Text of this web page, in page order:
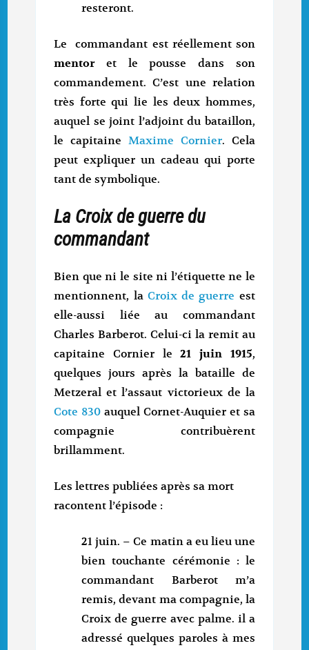
resteront.
Le commandant est réellement son
mentoret le pousse dans son
commandement. C’est une relation
très forte qui lie les deux hommes,
auquel se joint l’adjoint du bataillon,
le capitaine Maxime Cornier. Cela
peut expliquer un cadeau qui porte
tant de symbolique.
La Croix de guerre du
commandant
Bien que ni le site ni l’étiquette ne le
mentionnent, la Croix de guerre est
elle-aussi liée au commandant
Charles Barberot. Celui-ci la remit au
capitaine Cornier le21 juin 1915,
quelques jours après la bataille de
Metzeral et l’assaut victorieux de la
Cote 830 auquel Cornet-Auquier et sa
compagnie contribuèrent
brillamment.
Les lettres publiées après sa mort
racontent l’épisode :
21 juin. – Ce matin a eu lieu une
bien touchante cérémonie : le
commandant Barberot m’a
remis, devant ma compagnie, la
Croix de guerre avec palme. il a
adressé quelques paroles à mes